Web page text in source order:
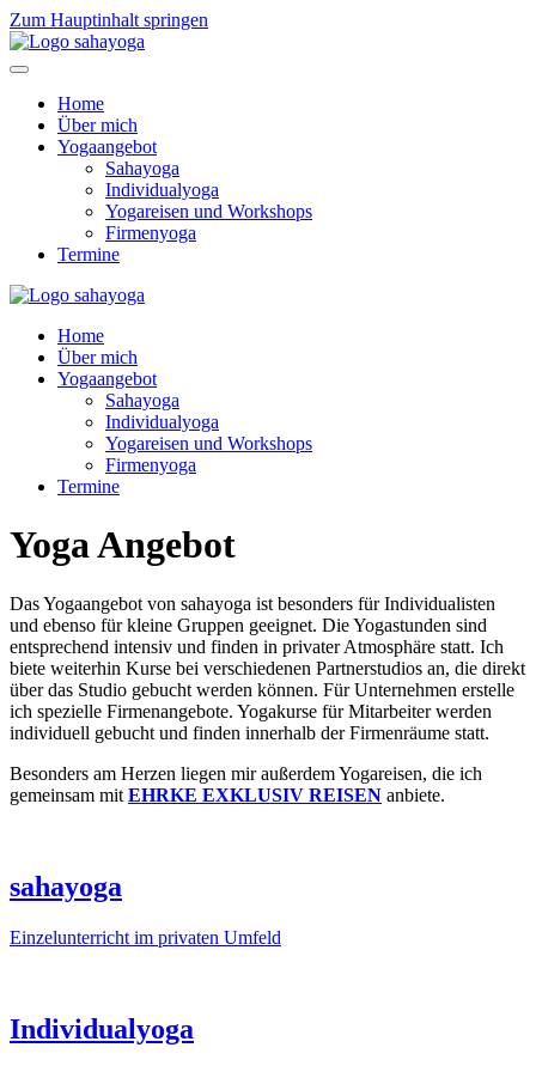
Zum Hauptinhalt springen
Home
Über mich
Yogaangebot
Sahayoga
Individualyoga
Yogareisen und Workshops
Firmenyoga
Termine
Home
Über mich
Yogaangebot
Sahayoga
Individualyoga
Yogareisen und Workshops
Firmenyoga
Termine
Yoga Angebot
Das Yogaangebot von sahayoga ist besonders für Individualisten
und ebenso für kleine Gruppen geeignet. Die Yogastunden sind
entsprechend intensiv und finden in privater Atmosphäre statt. Ich
biete weiterhin Kurse bei verschiedenen Partnerstudios an, die direkt
über das Studio gebucht werden können. Für Unternehmen erstelle
ich spezielle Firmenangebote. Yogakurse für Mitarbeiter werden
individuell gebucht und finden innerhalb der Firmenräume statt.
Besonders am Herzen liegen mir außerdem Yogareisen, die ich
gemeinsam mit EHRKE EXKLUSIV REISEN anbiete.
sahayoga
Einzelunterricht im privaten Umfeld
Individualyoga